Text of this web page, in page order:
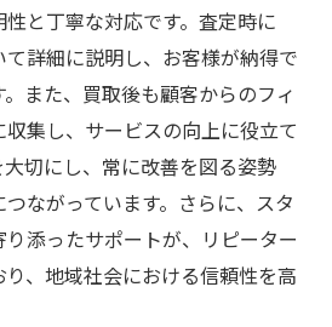
と丁寧な対応です。査定時に
詳細に説明し、お客様が納得で
また、買取後も顧客からのフィ
集し、サービスの向上に役立て
切にし、常に改善を図る姿勢
ながっています。さらに、スタ
添ったサポートが、リピーター
、地域社会における信頼性を高